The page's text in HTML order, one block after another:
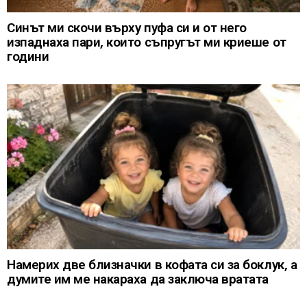
Синът ми скочи върху пуфа си и от него
изпаднаха пари, които съпругът ми криеше от
години
Намерих две близначки в кофата си за боклук, а
думите им ме накараха да заключа вратата